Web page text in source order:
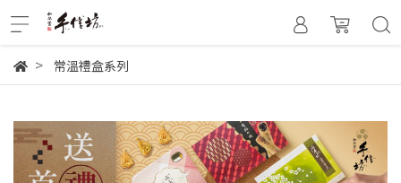
常溫禮盒系列